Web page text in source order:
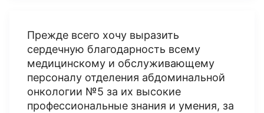
Прежде всего хочу выразить
сердечную благодарность всему
медицинскому и обслуживающему
персоналу отделения абдоминальной
онкологии №5 за их высокие
профессиональные знания и умения, за